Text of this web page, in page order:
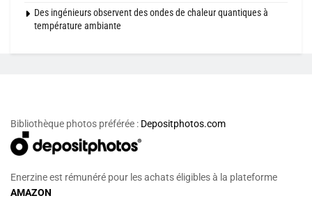
Des ingénieurs observent des ondes de chaleur quantiques à
température ambiante
Bibliothèque photos préférée : Depositphotos.com
Enerzine est rémunéré pour les achats éligibles à la plateforme
AMAZON